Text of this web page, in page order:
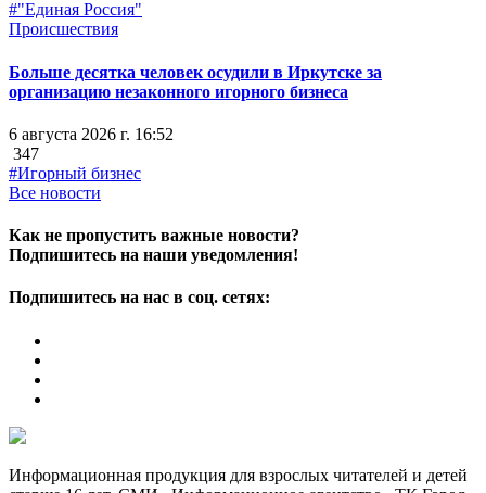
#"Единая Россия"
Происшествия
Больше десятка человек осудили в Иркутске за
организацию незаконного игорного бизнеса
6 августа 2026 г. 16:52
347
#Игорный бизнес
Все новости
Как не пропустить важные новости?
Подпишитесь на наши уведомления!
Подпишитесь на нас в соц. сетях:
Информационная продукция для взрослых читателей и детей